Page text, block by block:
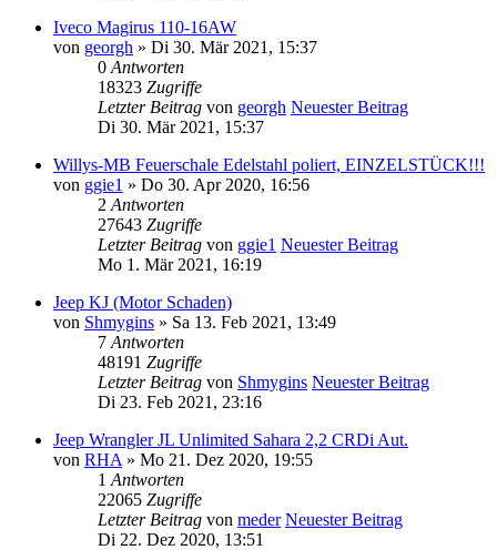
Iveco Magirus 110-16AW
von georgh » Di 30. Mär 2021, 15:37
0 Antworten
18323 Zugriffe
Letzter Beitrag von georgh Neuester Beitrag
Di 30. Mär 2021, 15:37
Willys-MB Feuerschale Edelstahl poliert, EINZELSTÜCK!!!
von ggie1 » Do 30. Apr 2020, 16:56
2 Antworten
27643 Zugriffe
Letzter Beitrag von ggie1 Neuester Beitrag
Mo 1. Mär 2021, 16:19
Jeep KJ (Motor Schaden)
von Shmygins » Sa 13. Feb 2021, 13:49
7 Antworten
48191 Zugriffe
Letzter Beitrag von Shmygins Neuester Beitrag
Di 23. Feb 2021, 23:16
Jeep Wrangler JL Unlimited Sahara 2,2 CRDi Aut.
von RHA » Mo 21. Dez 2020, 19:55
1 Antworten
22065 Zugriffe
Letzter Beitrag von meder Neuester Beitrag
Di 22. Dez 2020, 13:51